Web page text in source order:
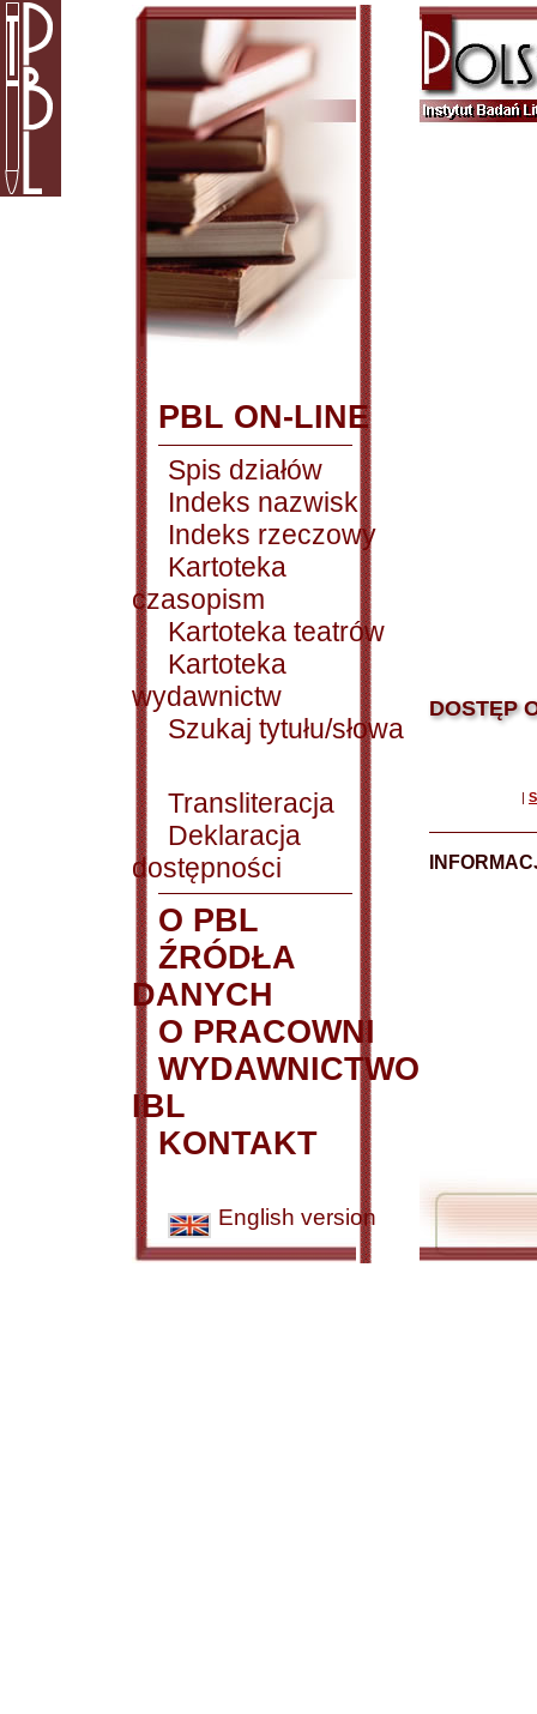
PBL ON-LINE
Spis działów
Indeks nazwisk
Indeks rzeczowy
Kartoteka
czasopism
Kartoteka teatrów
Kartoteka
wydawnictw
Szukaj tytułu/słowa
Transliteracja
Deklaracja
dostępności
O PBL
ŹRÓDŁA
DANYCH
O PRACOWNI
WYDAWNICTWO
IBL
KONTAKT
English version
DOSTĘP
|